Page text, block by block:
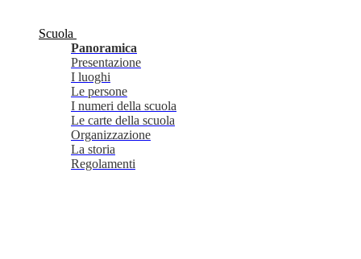
Scuola
Panoramica
Presentazione
I luoghi
Le persone
I numeri della scuola
Le carte della scuola
Organizzazione
La storia
Regolamenti